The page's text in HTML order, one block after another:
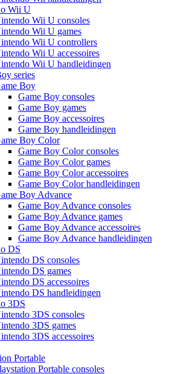
Wii U
Wii U consoles
Wii U games
Wii U controllers
Wii U accessoires
Wii U handleidingen
series
Boy
Game Boy consoles
Game Boy games
Game Boy accessoires
Game Boy handleidingen
Boy Color
Game Boy Color consoles
Game Boy Color games
Game Boy Color accessoires
Game Boy Color handleidingen
Boy Advance
Game Boy Advance consoles
Game Boy Advance games
Game Boy Advance accessoires
Game Boy Advance handleidingen
DS
DS consoles
DS games
DS accessoires
DS handleidingen
3DS
3DS consoles
3DS games
3DS accessoires
Portable
Portable consoles